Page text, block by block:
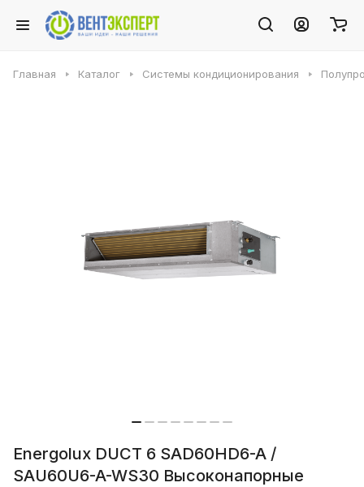
Главная Каталог Системы кондиционирования
Energolux DUCT 6 SAD60HD6-A /
SAU60U6-A-WS30 Высоконапорные